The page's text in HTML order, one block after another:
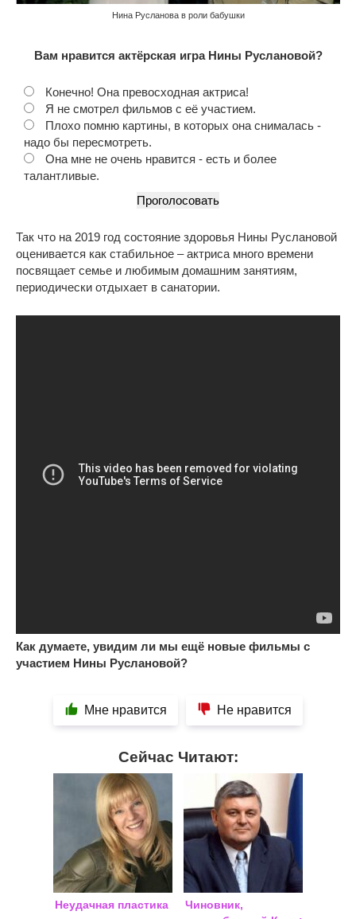
Нина Русланова в роли бабушки
Вам нравится актёрская игра Нины Руслановой?
Конечно! Она превосходная актриса!
Я не смотрел фильмов с её участием.
Плохо помню картины, в которых она снималась -
надо бы пересмотреть.
Она мне не очень нравится - есть и более
талантливые.
Так что на 2019 год состояние здоровья Нины Руслановой
оценивается как стабильное – актриса много времени
посвящает семье и любимым домашним занятиям,
периодически отдыхает в санатории.
Как думаете, увидим ли мы ещё новые фильмы с
участием Нины Руслановой?
Мне нравится Не нравится
Сейчас Читают:
Неудачная пластика
Чиновник,